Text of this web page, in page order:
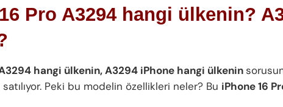
Pro A3294 hangi ülkenin?
hangi ülkenin, A3294 iPhone hangi ülkenin
Peki bu modelin özellikleri neler? Bu iPhone 16